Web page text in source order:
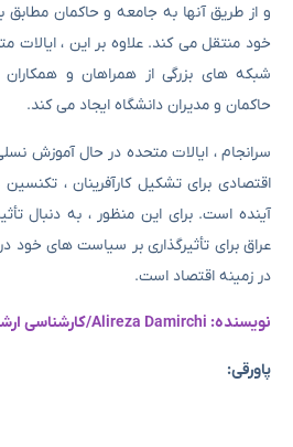
و از طریق آنها به جامعه و حاکمان
خود منتقل می کند. علاوه بر این ، ایالات
شبکه های بزرگی از همراهان و
حاکمان و مدیران دانشگاه ایجاد می کند.
سرانجام ، ایالات متحده در حال آموزش
اقتصادی برای تشکیل کارآفرینان ،
آینده است. برای این منظور ، به دنبال
عراق برای تأثیرگذاری بر سیاست های خود
در زمینه اقتصاد است.
نویسنده: Alireza Damirchi/کارشناسی ارشد موضوعات بین المللی
پاورقی: